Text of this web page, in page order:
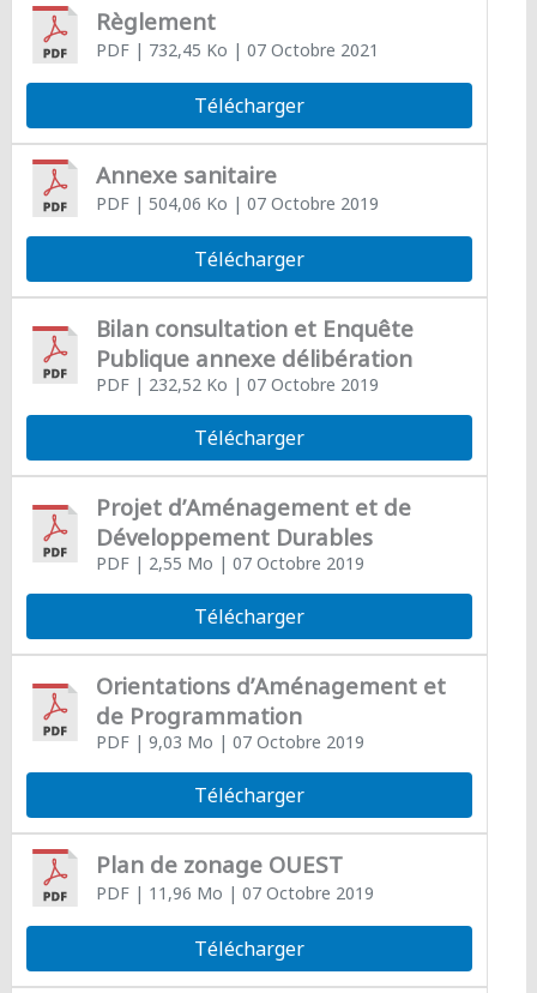
Règlement
PDF| 732,45 Ko | 07 Octobre 2021
Télécharger
Annexe sanitaire
PDF| 504,06 Ko | 07 Octobre 2019
Télécharger
Bilan consultation et Enquête
Publique annexe délibération
PDF| 232,52 Ko | 07 Octobre 2019
Télécharger
Projet d’Aménagement et de
Développement Durables
PDF| 2,55 Mo | 07 Octobre 2019
Télécharger
Orientations d’Aménagement et
de Programmation
PDF| 9,03 Mo | 07 Octobre 2019
Télécharger
Plan de zonage OUEST
PDF| 11,96 Mo | 07 Octobre 2019
Télécharger